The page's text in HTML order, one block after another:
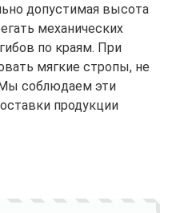
допустимая высота
механических
по краям. При
мягкие стропы, не
Мы соблюдаем эти
продукции